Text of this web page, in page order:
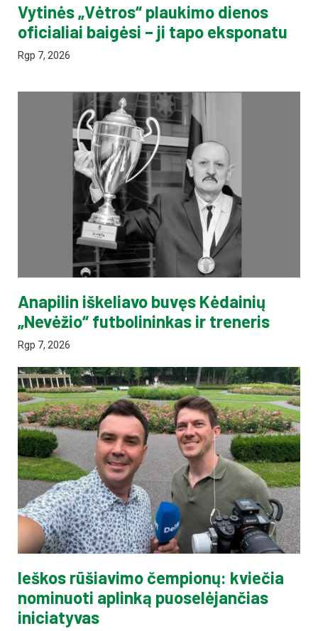
Vytinės „Vėtros“ plaukimo dienos
oficialiai baigėsi – ji tapo eksponatu
Rgp 7, 2026
Anapilin iškeliavo buvęs Kėdainių
„Nevėžio“ futbolininkas ir treneris
Rgp 7, 2026
Ieškos rūšiavimo čempionų: kviečia
nominuoti aplinką puoselėjančias
iniciatyvas